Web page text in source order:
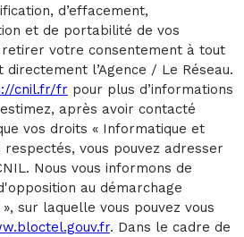
d’effacement,
et de portabilité de vos
retirer votre consentement à tout
l’Agence / Le Réseau.
cnil.fr/fr pour plus d’informations
après avoir contacté
vos droits « Informatique et
vous pouvez adresser
Nous vous informons de
au démarchage
sur laquelle vous pouvez vous
. Dans le cadre de